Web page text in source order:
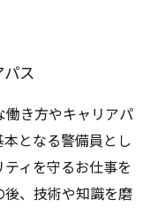
ス
き方やキャリアパ
となる警備員とし
ィを守るお仕事を
、技術や知識を磨